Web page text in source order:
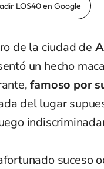
LOS40 en Google
de la ciudad de
un hecho
famoso por
del lugar
suceso